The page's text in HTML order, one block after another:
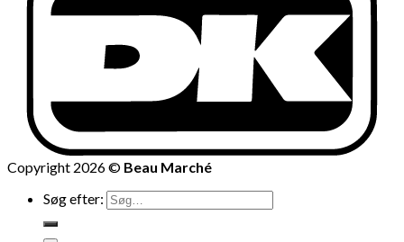
Copyright 2026 © Beau Marché
Søg efter: